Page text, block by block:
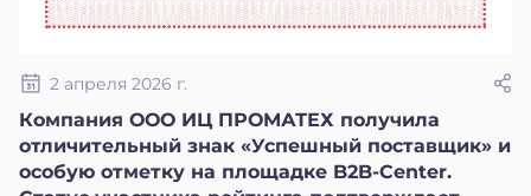
2 апреля 2026 г.
Компания ООО ИЦ ПРОМАТЕХ получила
отличительный знак «Успешный поставщик» и
особую отметку на площадке B2B-Center.